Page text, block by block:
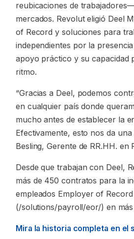
reubicaciones de
mercados. Revolut eligió Deel
of Record y soluciones para
independientes por la
apoyo práctico y su capacidad
ritmo.
“Gracias a Deel, podemos
en cualquier país donde
mucho antes de establecer la
Efectivamente, esto nos da una
Besling, Gerente de RR.HH. en
Desde que trabajan con Deel,
más de 450 contratos para la
empleados Employer of Record
(/solutions/payroll/eor/) en más
Mira la historia completa en el